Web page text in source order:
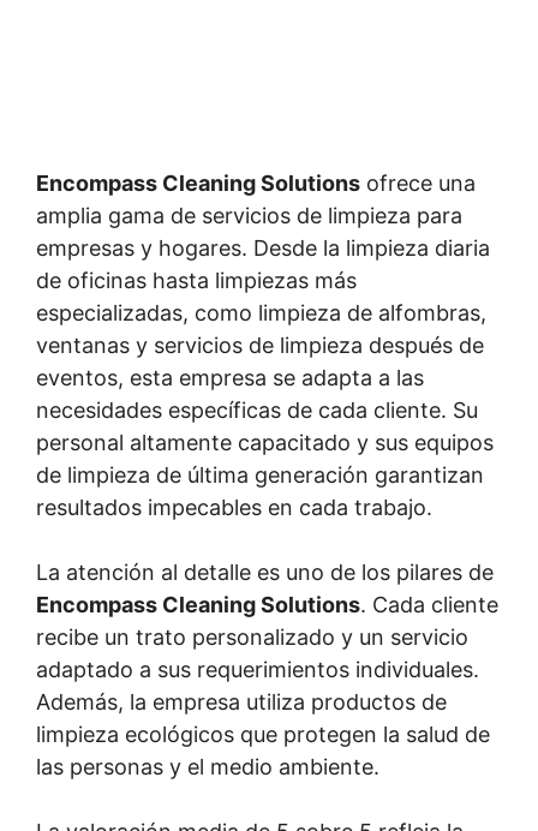
Encompass Cleaning Solutions ofrece una
amplia gama de servicios de limpieza para
empresas y hogares. Desde la limpieza diaria
de oficinas hasta limpiezas más
especializadas, como limpieza de alfombras,
ventanas y servicios de limpieza después de
eventos, esta empresa se adapta a las
necesidades específicas de cada cliente. Su
personal altamente capacitado y sus equipos
de limpieza de última generación garantizan
resultados impecables en cada trabajo.
La atención al detalle es uno de los pilares de
Encompass Cleaning Solutions. Cada cliente
recibe un trato personalizado y un servicio
adaptado a sus requerimientos individuales.
Además, la empresa utiliza productos de
limpieza ecológicos que protegen la salud de
las personas y el medio ambiente.